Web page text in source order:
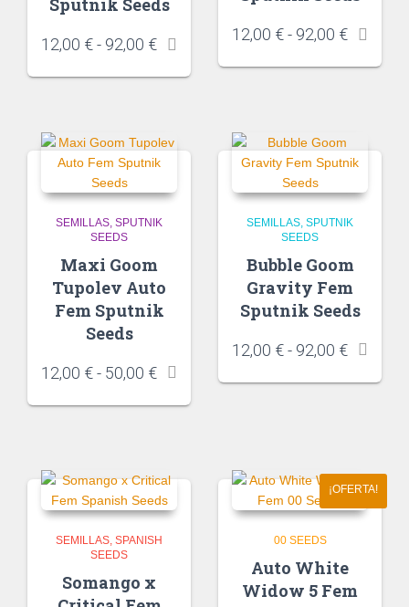
Sputnik Seeds
12,00 €- 92,00 €
12,00 €- 92,00 €
SEMILLAS SPUTNIK
SEEDS
Maxi Goom
Tupolev Auto
Fem Sputnik
Seeds
12,00 €- 50,00 €
SEMILLAS SPUTNIK
SEEDS
Bubble Goom
Gravity Fem
Sputnik Seeds
12,00 €- 92,00 €
SEMILLAS SPANISH
SEEDS
Somango x
¡OFERTA!
00 SEEDS
Auto White
Widow 5 Fem